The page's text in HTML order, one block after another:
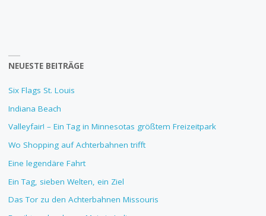
NEUESTE BEITRÄGE
Six Flags St. Louis
Indiana Beach
Valleyfair! – Ein Tag in Minnesotas größtem Freizeitpark
Wo Shopping auf Achterbahnen trifft
Eine legendäre Fahrt
Ein Tag, sieben Welten, ein Ziel
Das Tor zu den Achterbahnen Missouris